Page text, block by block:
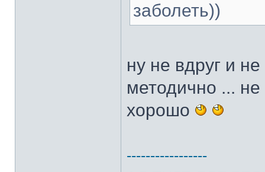
заболеть))
ну не вдруг и
методично ... не
хорошо
-----------------